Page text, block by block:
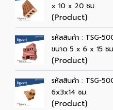
x 10 x 20 ซม.
(Product)
รหัสสินค้า : TSG-
ขนาด 5 x 6 x 15 ซ
(Product)
รหัสสินค้า : TSG-
6x3x14 ซม.
(Product)